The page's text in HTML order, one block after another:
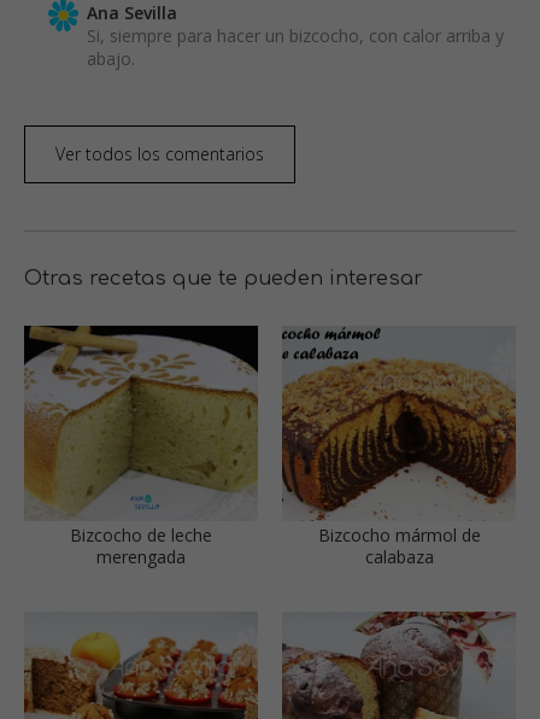
Ana Sevilla
Si, siempre para hacer un bizcocho, con calor arriba y
abajo.
Ver todos los comentarios
Otras recetas que te pueden interesar
Bizcocho de leche
merengada
Bizcocho mármol de
calabaza